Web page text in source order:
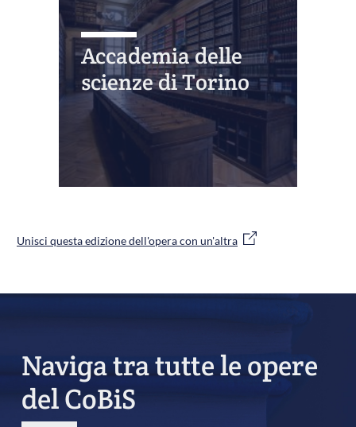
Accademia delle
scienze di Torino
Unisci questa edizione dell'opera con un'altra
Naviga tra tutte le opere
del CoBiS